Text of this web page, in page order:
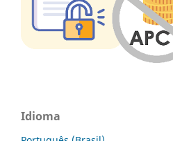
Idioma